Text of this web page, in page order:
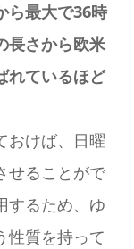
ら最大で36時
長さから欧米
れているほど
おけば、日曜
せることがで
するため、ゆ
性質を持って